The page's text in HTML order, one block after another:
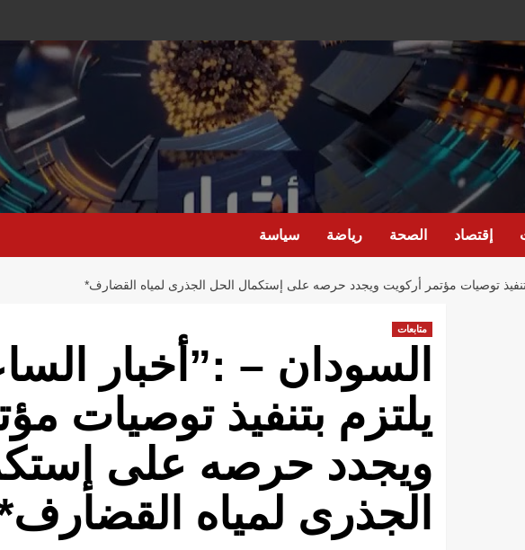
إقتصاد الصحة رياضة سياسة
بتنفيذ توصيات مؤتمر أركويت ويجدد حرصه على إستكمال الحل الجذرى لمياه القضارف*
متابعات
السودان – :”أخبار
يلتزم بتنفيذ توصيات
ويجدد حرصه على
الجذرى لمياه